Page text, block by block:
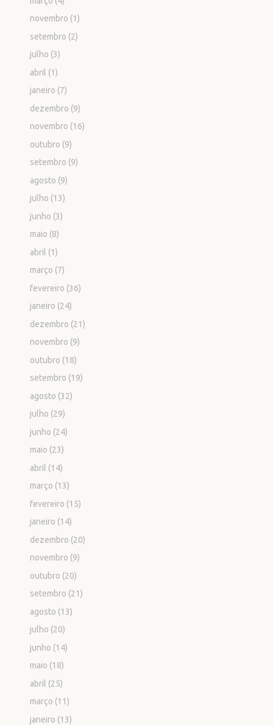
novembro (1)
setembro (2)
julho (3)
abril (1)
janeiro (7)
dezembro (9)
novembro (16)
outubro (9)
setembro (9)
agosto (9)
julho (13)
junho (3)
maio (8)
abril (1)
março (7)
fevereiro (36)
janeiro (24)
dezembro (21)
novembro (9)
outubro (18)
setembro (19)
agosto (32)
julho (29)
junho (24)
maio (23)
abril (14)
março (13)
fevereiro (15)
janeiro (14)
dezembro (20)
novembro (9)
outubro (20)
setembro (21)
agosto (13)
julho (20)
junho (14)
maio (18)
abril (25)
março (11)
janeiro (13)